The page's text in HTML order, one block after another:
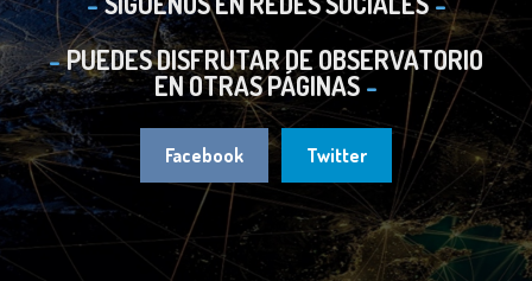
PUEDES DISFRUTAR DE OBSERVATORIO
EN OTRAS PÁGINAS
Facebook Twitter